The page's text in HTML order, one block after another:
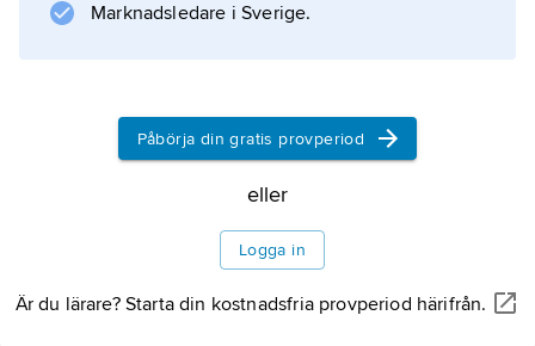
Marknadsledare i Sverige.
Påbörja din gratis provperiod
eller
Logga in
Är du lärare? Starta din kostnadsfria provperiod härifrån.